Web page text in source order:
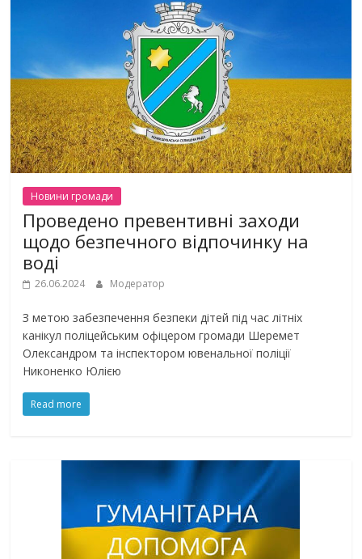
Новини громади
Проведено превентивні заходи
щодо безпечного відпочинку на
воді
26.06.2024 Модератор
З метою забезпечення безпеки дітей під час літніх
канікул поліцейським офіцером громади Шеремет
Олександром та інспектором ювенальної поліції
Никоненко Юлією
Read more